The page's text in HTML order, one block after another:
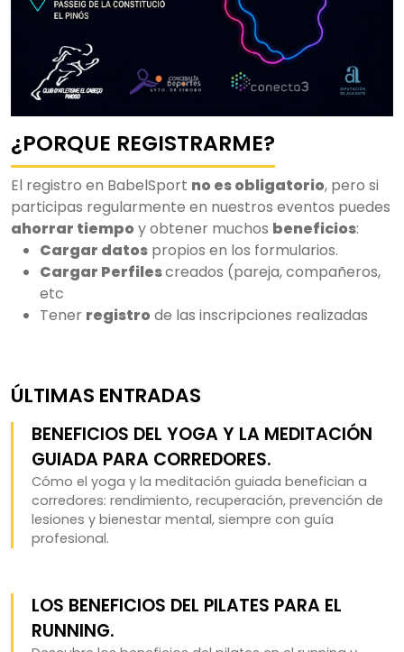
¿PORQUE REGISTRARME?
El registro en BabelSport no es obligatorio, pero si
participas regularmente en nuestros eventos puedes
ahorrar tiempo y obtener muchos beneficios:
Cargar datos propios en los formularios.
Cargar Perfilescreados (pareja, compañeros,
etc
Tener registro de las inscripciones realizadas
ÚLTIMAS ENTRADAS
BENEFICIOS DEL YOGA Y LA MEDITACIÓN
GUIADA PARA CORREDORES.
Cómo el yoga y la meditación guiada benefician a
corredores: rendimiento, recuperación, prevención de
lesiones y bienestar mental, siempre con guía
profesional.
LOS BENEFICIOS DEL PILATES PARA EL
RUNNING.